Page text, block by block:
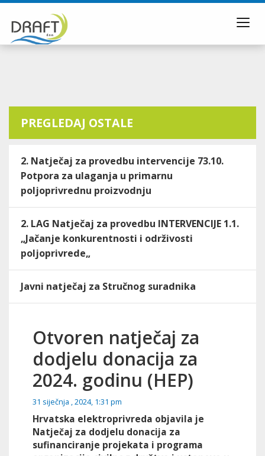
PREGLEDAJ OSTALE
2. Natječaj za provedbu intervencije 73.10.
Potpora za ulaganja u primarnu
poljoprivrednu proizvodnju
2. LAG Natječaj za provedbu INTERVENCIJE 1.1.
„Jačanje konkurentnosti i održivosti
poljoprivrede„
Javni natječaj za Stručnog suradnika
Otvoren natječaj za
dodjelu donacija za
2024. godinu (HEP)
31 siječnja , 2024, 1:31 pm
Hrvatska elektroprivreda objavila je
Natječaj za dodjelu donacija za
sufinanciranje projekata i programa